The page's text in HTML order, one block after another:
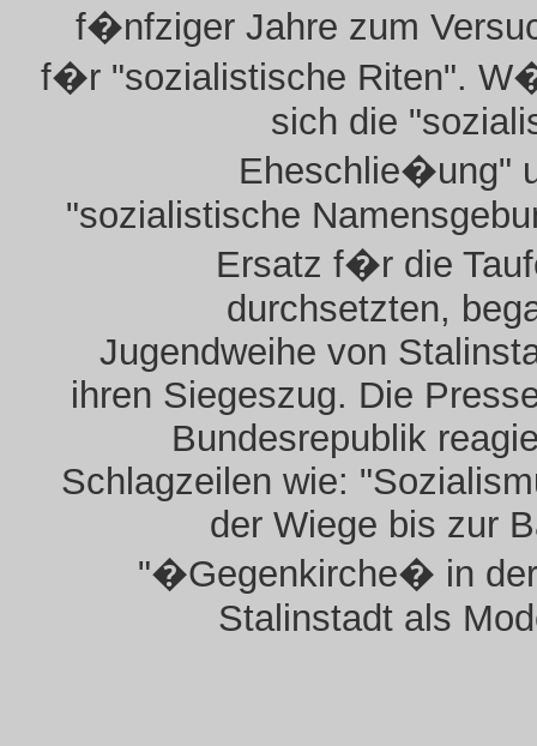
f�nfziger Jahre zum
f�r "sozialistische Riten".
sich die
Eheschlie�ung"
"sozialistische
Ersatz f�r die
durchsetzten,
Jugendweihe von
ihren Siegeszug. Die
Bundesrepublik
Schlagzeilen wie:
der Wiege bis zur
"�Gegenkirche� in
Stalinstadt als